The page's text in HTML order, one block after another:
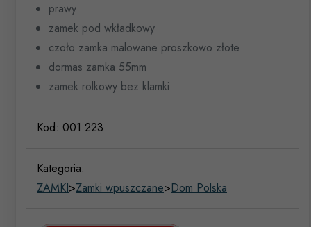
prawy
zamek pod wkładkowy
czoło zamka malowane proszkowo złote
dormas zamka 55mm
zamek rolkowy bez klamki
Kod: 001 223
Kategoria:
ZAMKI>Zamki wpuszczane>Dom Polska